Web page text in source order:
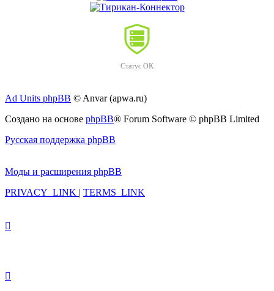
Статус ОК
Ad Units phpBB © Anvar (apwa.ru)
Создано на основе phpBB® Forum Software © phpBB Limited
Русская поддержка phpBB
Моды и расширения phpBB
PRIVACY_LINK | TERMS_LINK